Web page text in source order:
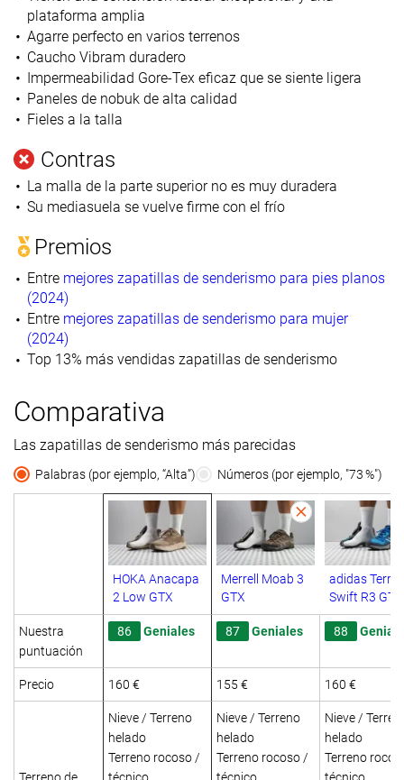
plataforma amplia
Agarre perfecto en varios terrenos
Caucho Vibram duradero
Impermeabilidad Gore-Tex eficaz que se siente ligera
Paneles de nobuk de alta calidad
Fieles a la talla
Contras
La malla de la parte superior no es muy duradera
Su mediasuela se vuelve firme con el frío
Premios
Entre mejores zapatillas de senderismo para pies planos
(2024)
Entre mejores zapatillas de senderismo para mujer
(2024)
Top 13% más vendidas zapatillas de senderismo
Comparativa
Las zapatillas de senderismo más parecidas
Palabras (por ejemplo, “Alta”) Números (por ejemplo, "73 %")
HOKA Anacapa
2 Low GTX
Merrell Moab 3
GTX
adidas Terrex
Swift R3 GTX
Nuestra
puntuación
86 Geniales 87 Geniales 88
Precio 160 € 155 € 160 €
Terreno de
Nieve / Terreno
helado
Terreno rocoso /
técnico
Nieve / Terreno
helado
Terreno rocoso /
técnico
Nieve /
helado
Terreno
técnico